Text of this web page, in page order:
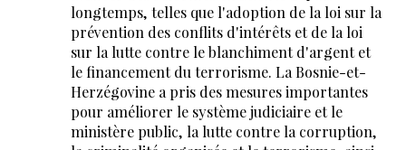
longtemps, telles que l'adoption de la loi sur la
prévention des conflits d'intérêts et de la loi
sur la lutte contre le blanchiment d'argent et
le financement du terrorisme. La Bosnie-et-
Herzégovine a pris des mesures importantes
pour améliorer le système judiciaire et le
ministère public, la lutte contre la corruption,